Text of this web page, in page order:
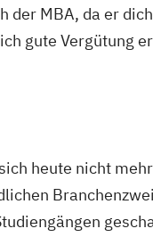
der MBA, da er
gute Vergütung
heute nicht